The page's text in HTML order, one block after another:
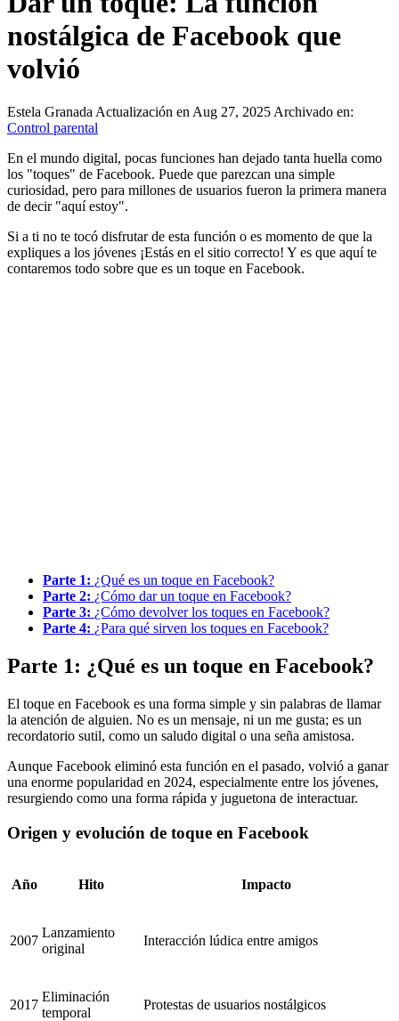
nostálgica de Facebook que
volvió
Estela Granada Actualización en Aug 27, 2025 Archivado en:
Control parental
En el mundo digital, pocas funciones han dejado tanta huella como
los "toques" de Facebook. Puede que parezcan una simple
curiosidad, pero para millones de usuarios fueron la primera manera
de decir "aquí estoy".
Si a ti no te tocó disfrutar de esta función o es momento de que la
expliques a los jóvenes ¡Estás en el sitio correcto! Y es que aquí te
contaremos todo sobre que es un toque en Facebook.
Parte 1: ¿Qué es un toque en Facebook?
Parte 2: ¿Cómo dar un toque en Facebook?
Parte 3: ¿Cómo devolver los toques en Facebook?
Parte 4: ¿Para qué sirven los toques en Facebook?
Parte 1: ¿Qué es un toque en Facebook?
El toque en Facebook es una forma simple y sin palabras de llamar
la atención de alguien. No es un mensaje, ni un me gusta; es un
recordatorio sutil, como un saludo digital o una seña amistosa.
Aunque Facebook eliminó esta función en el pasado, volvió a ganar
una enorme popularidad en 2024, especialmente entre los jóvenes,
resurgiendo como una forma rápida y juguetona de interactuar.
Origen y evolución de toque en Facebook
Año Hito Impacto
2007
Lanzamiento
original
Interacción lúdica entre amigos
2017
Eliminación
temporal
Protestas de usuarios nostálgicos